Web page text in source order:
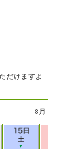
だけますよ
8月
土
▼